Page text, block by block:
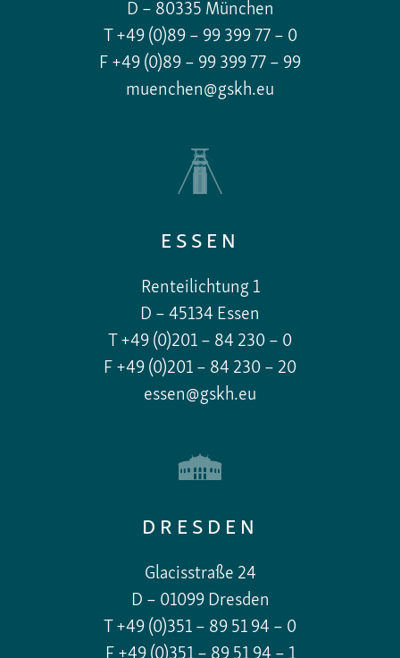
D – 80335 München
T +49 (0)89 – 99 399 77 – 0
F +49 (0)89 – 99 399 77 – 99
muenchen@gskh.eu
ESSEN
Renteilichtung 1
D – 45134 Essen
T +49 (0)201 – 84 230 – 0
F +49 (0)201 – 84 230 – 20
essen@gskh.eu
DRESDEN
Glacisstraße 24
D – 01099 Dresden
T +49 (0)351 – 89 51 94 – 0
F +49 (0)351 – 89 51 94 – 1